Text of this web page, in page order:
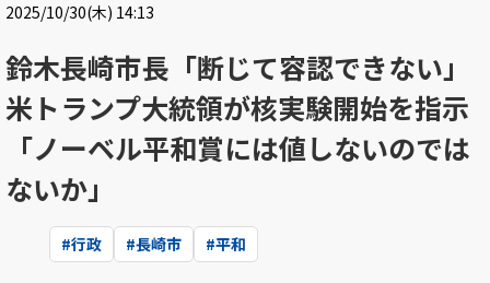
2025/10/30(木) 14:13
鈴木長崎市長「断じて容認できない」
米トランプ大統領が核実験開始を指示
「ノーベル平和賞には値しないのでは
ないか」
#行政 #長崎市 #平和